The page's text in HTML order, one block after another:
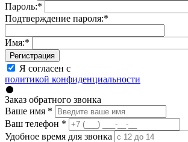
Пароль:*
Подтверждение пароля:*
Имя:*
Регистрация
Я согласен с
политикой конфиденциальности
Заказ обратного звонка
Ваше имя *
Ваш телефон *
Удобное время для звонка